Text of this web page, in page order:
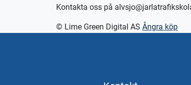
Vid önskemål om betalning via
Kontakta oss på
© Lime Green Digital AS Ångra köp